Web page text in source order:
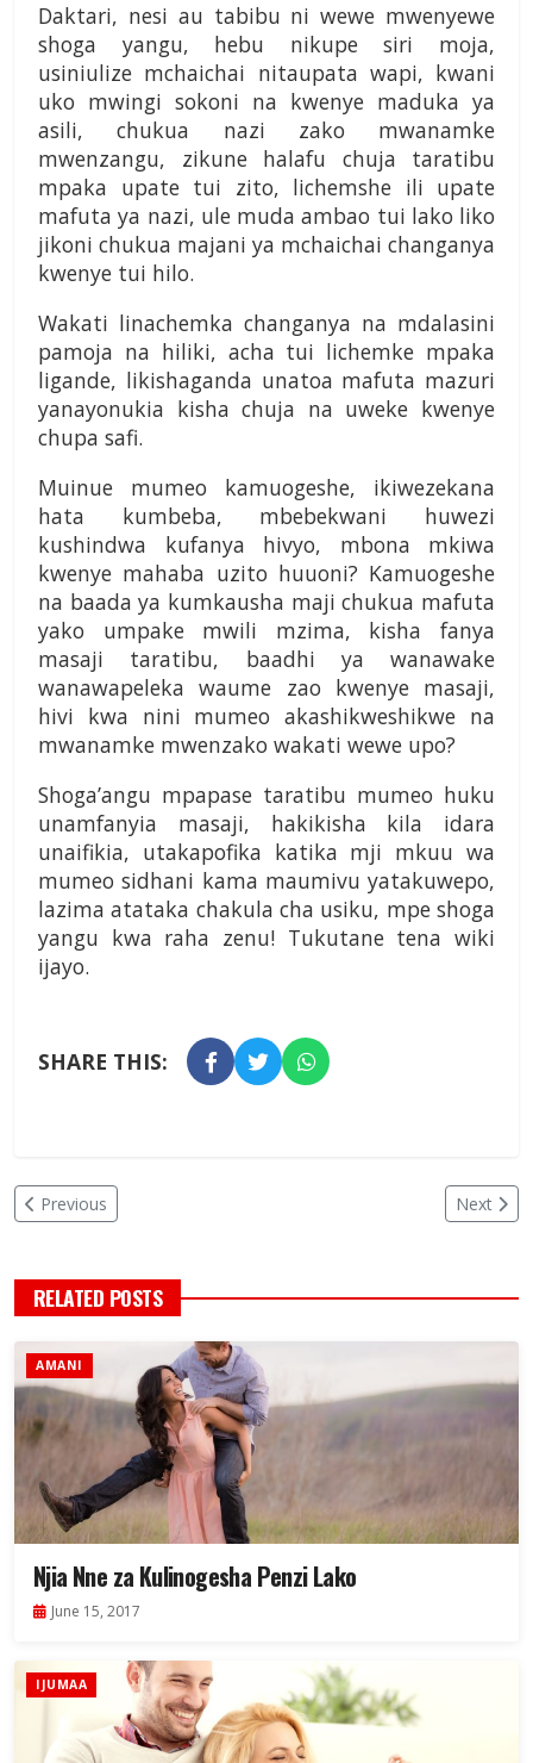
Daktari, nesi au tabibu ni wewe mwenyewe
shoga yangu, hebu nikupe siri moja,
usiniulize mchaichai nitaupata wapi, kwani
uko mwingi sokoni na kwenye maduka ya
asili, chukua nazi zako mwanamke
mwenzangu, zikune halafu chuja taratibu
mpaka upate tui zito, lichemshe ili upate
mafuta ya nazi, ule muda ambao tui lako liko
jikoni chukua majani ya mchaichai changanya
kwenye tui hilo.
Wakati linachemka changanya na mdalasini
pamoja na hiliki, acha tui lichemke mpaka
ligande, likishaganda unatoa mafuta mazuri
yanayonukia kisha chuja na uweke kwenye
chupa safi.
Muinue mumeo kamuogeshe, ikiwezekana
hata kumbeba, mbebekwani huwezi
kushindwa kufanya hivyo, mbona mkiwa
kwenye mahaba uzito huuoni? Kamuogeshe
na baada ya kumkausha maji chukua mafuta
yako umpake mwili mzima, kisha fanya
masaji taratibu, baadhi ya wanawake
wanawapeleka waume zao kwenye masaji,
hivi kwa nini mumeo akashikweshikwe na
mwanamke mwenzako wakati wewe upo?
Shoga’angu mpapase taratibu mumeo huku
unamfanyia masaji, hakikisha kila idara
unaifikia, utakapofika katika mji mkuu wa
mumeo sidhani kama maumivu yatakuwepo,
lazima atataka chakula cha usiku, mpe shoga
yangu kwa raha zenu! Tukutane tena wiki
ijayo.
SHARE THIS:
Previous Next
RELATED POSTS
AMANI
Njia Nne za Kulinogesha Penzi Lako
June 15, 2017
IJUMAA